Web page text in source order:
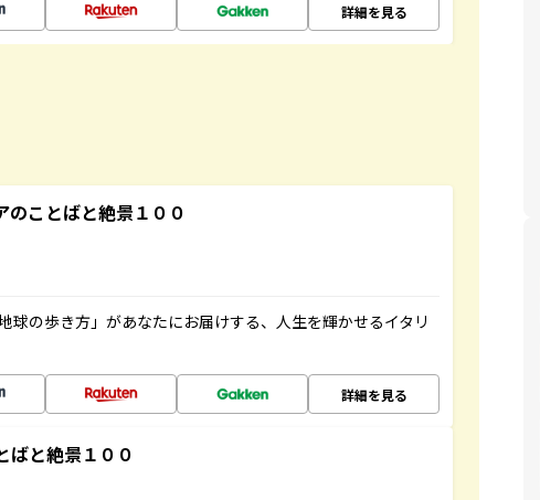
詳細を見る
ことばと絶景１００
球の歩き方」があなたにお届けする、人生を輝かせるイタリ
詳細を見る
ばと絶景１００